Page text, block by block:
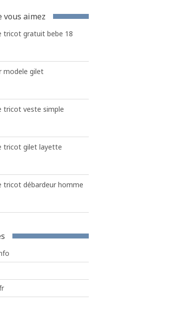
vous aimez
tricot gratuit bebe 18
modele gilet
tricot veste simple
tricot gilet layette
tricot débardeur homme